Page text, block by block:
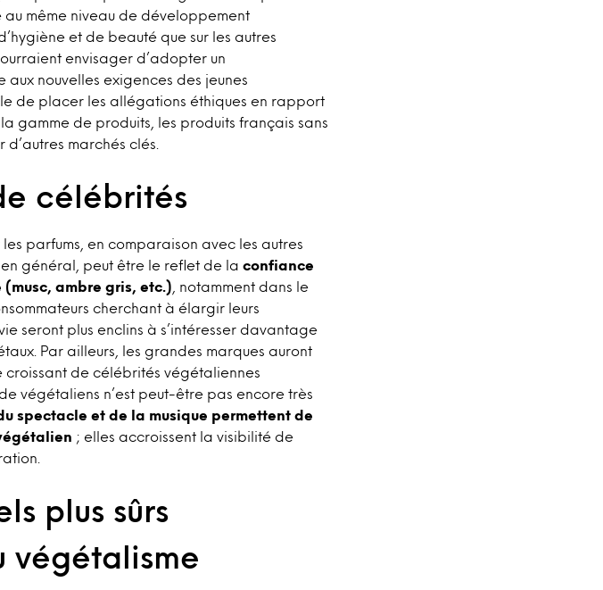
au même niveau de développement
et de beauté que sur les autres
envisager d’adopter un
nouvelles exigences des jeunes
de placer les allégations éthiques en rapport
gamme de produits, les produits français sans
marchés clés.
célébrités
parfums, en comparaison avec les autres
général, peut être le reflet de la confiance
ambre gris, etc.) , notamment dans le
cherchant à élargir leurs
seront plus enclins à s’intéresser davantage
Par ailleurs, les grandes marques auront
croissant de célébrités végétaliennes
végétaliens n’est peut-être pas encore très
spectacle et de la musique permettent de
; elles accroissent la visibilité de
plus sûrs
végétalisme